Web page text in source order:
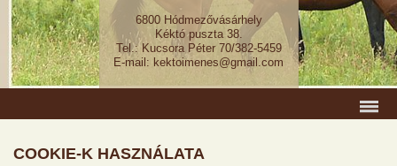
6800 Hódmezővásárhely
Kéktó puszta 38.
Tel.: Kucsora Péter 70/382-5459
E-mail: kektoimenes@gmail.com
COOKIE-K HASZNÁLATA